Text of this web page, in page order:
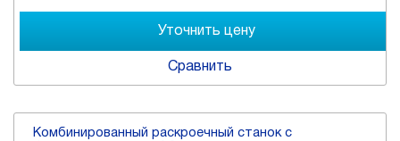
Сравнить
Комбинированный раскроечный станок с